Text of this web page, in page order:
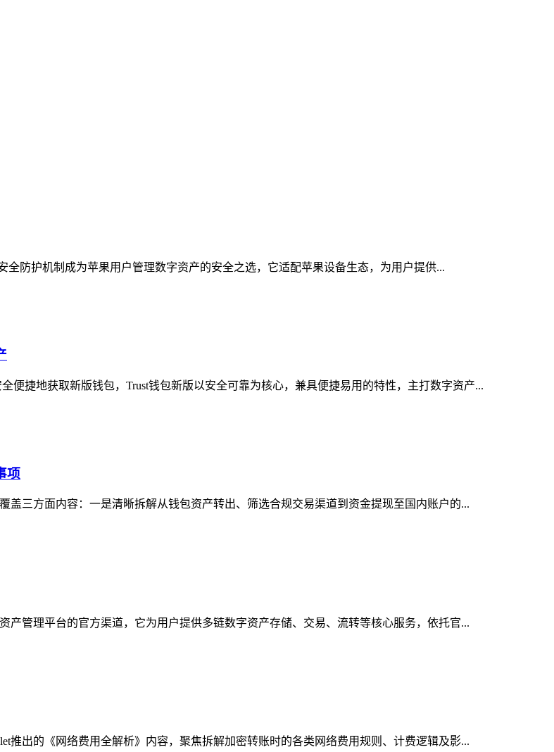
全防护机制成为苹果用户管理数字资产的安全之选，它适配苹果设备生态，为用户提供...
便捷地获取新版钱包，Trust钱包新版以安全可靠为核心，兼具便捷易用的特性，主打数字资产...
项
盖三方面内容：一是清晰拆解从钱包资产转出、筛选合规交易渠道到资金提现至国内账户的...
产管理平台的官方渠道，它为用户提供多链数字资产存储、交易、流转等核心服务，依托官...
推出的《网络费用全解析》内容，聚焦拆解加密转账时的各类网络费用规则、计费逻辑及影...